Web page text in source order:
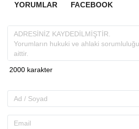
YORUMLAR FACEBOOK